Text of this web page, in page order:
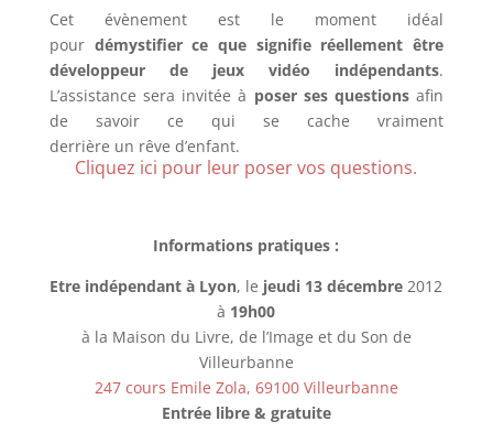
Cet évènement est le moment idéal
pourdémystifier ce que signifie réellement être
développeur de jeux vidéo indépendants.
L’assistance sera invitée à poser ses questions afin
de savoir ce qui se cache vraiment
derrière un rêve d’enfant.
Cliquez ici pour leur poser vos questions.
Informations pratiques :
Etre indépendant à Lyon, le jeudi 13décembre 2012
à 19h00
à la Maison du Livre, de l’Image et du Son de
Villeurbanne
247 cours Emile Zola, 69100 Villeurbanne
Entrée libre & gratuite